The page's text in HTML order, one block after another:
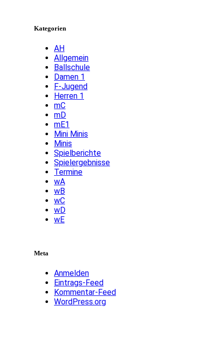
Kategorien
AH
Allgemein
Ballschule
Damen 1
F-Jugend
Herren 1
mC
mD
mE1
Mini Minis
Minis
Spielberichte
Spielergebnisse
Termine
wA
wB
wC
wD
wE
Meta
Anmelden
Eintrags-Feed
Kommentar-Feed
WordPress.org